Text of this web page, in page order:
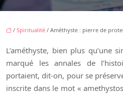
/ Spiritualité / Améthyste : pierre de
L’améthyste, bien plus qu’une
marqué les annales de
portaient, dit-on, pour se
inscrite dans le mot «